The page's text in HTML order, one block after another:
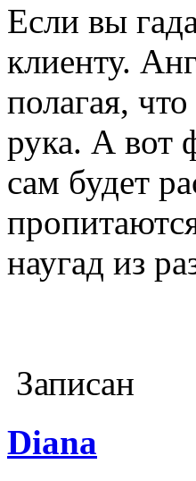
Если вы
клиенту.
полагая,
рука. А вот
сам будет
наугад из
Записан
Diana